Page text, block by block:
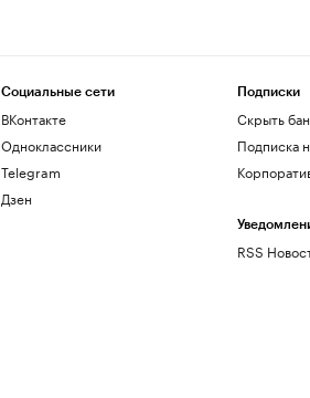
Социальные сети
ВКонтакте
Одноклассники
Telegram
Дзен
Подписки
Скрыть
Подписка
RSS